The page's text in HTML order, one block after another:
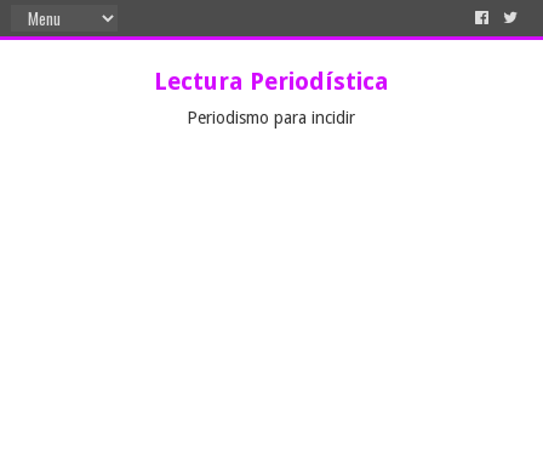
Lectura Periodística
Periodismo para incidir